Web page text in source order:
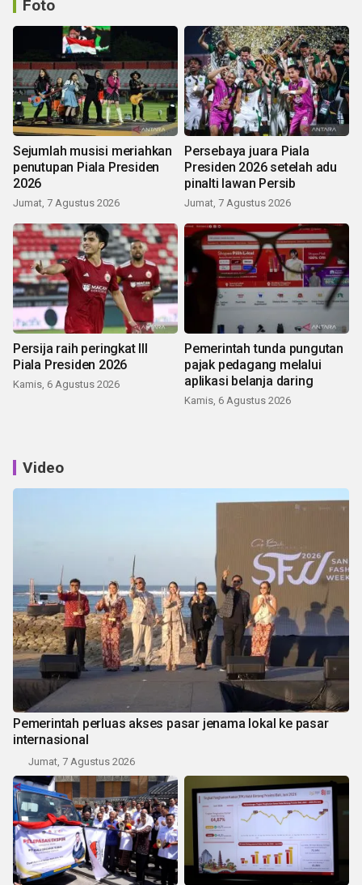
Foto
Sejumlah musisi meriahkan
penutupan Piala Presiden
2026
Jumat, 7 Agustus 2026
Persebaya juara Piala
Presiden 2026 setelah adu
pinalti lawan Persib
Jumat, 7 Agustus 2026
Persija raih peringkat III
Piala Presiden 2026
Kamis, 6 Agustus 2026
Pemerintah tunda pungutan
pajak pedagang melalui
aplikasi belanja daring
Kamis, 6 Agustus 2026
Video
Pemerintah perluas akses pasar jenama lokal ke pasar
internasional
Jumat, 7 Agustus 2026